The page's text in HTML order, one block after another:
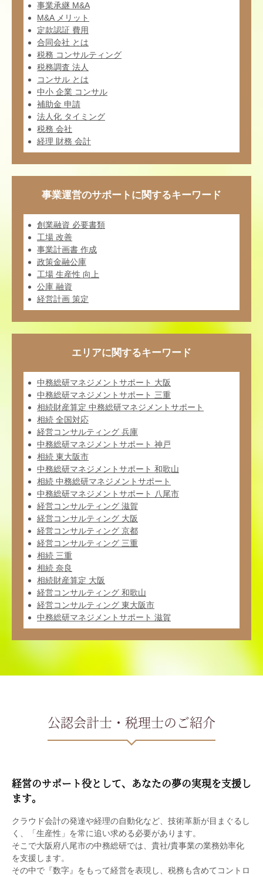
事業承継 M&A
M&A メリット
定款認証 費用
合同会社 とは
税務 コンサルティング
税務調査 法人
コンサル とは
中小 企業 コンサル
補助金 申請
法人化 タイミング
税務 会社
経理 財務 会計
事業運営のサポートに関するキーワード
創業融資 必要書類
工場 改善
事業計画書 作成
政策金融公庫
工場 生産性 向上
公庫 融資
経営計画 策定
エリアに関するキーワード
中務総研マネジメントサポート 大阪
中務総研マネジメントサポート 三重
相続財産算定 中務総研マネジメントサポート
相続 全国対応
経営コンサルティング 兵庫
中務総研マネジメントサポート 神戸
相続 東大阪市
中務総研マネジメントサポート 和歌山
相続 中務総研マネジメントサポート
中務総研マネジメントサポート 八尾市
経営コンサルティング 滋賀
経営コンサルティング 大阪
経営コンサルティング 京都
経営コンサルティング 三重
相続 三重
相続 奈良
相続財産算定 大阪
経営コンサルティング 和歌山
経営コンサルティング 東大阪市
中務総研マネジメントサポート 滋賀
公認会計士・税理士のご紹介
経営のサポート役として、あなたの夢の実現を支援し
ます。
クラウド会計の発達や経理の自動化など、技術革新が目まぐるし
く、「生産性」を常に追い求める必要があります。
そこで大阪府八尾市の中務総研では、貴社/貴事業の業務効率化
を支援します。
その中で『数字』をもって経営を表現し、税務も含めてコントロ